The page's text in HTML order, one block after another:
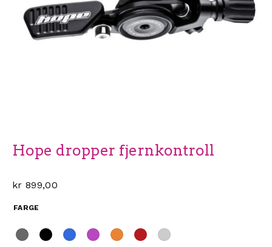
Hope dropper fjernkontroll
kr 899,00
FARGE